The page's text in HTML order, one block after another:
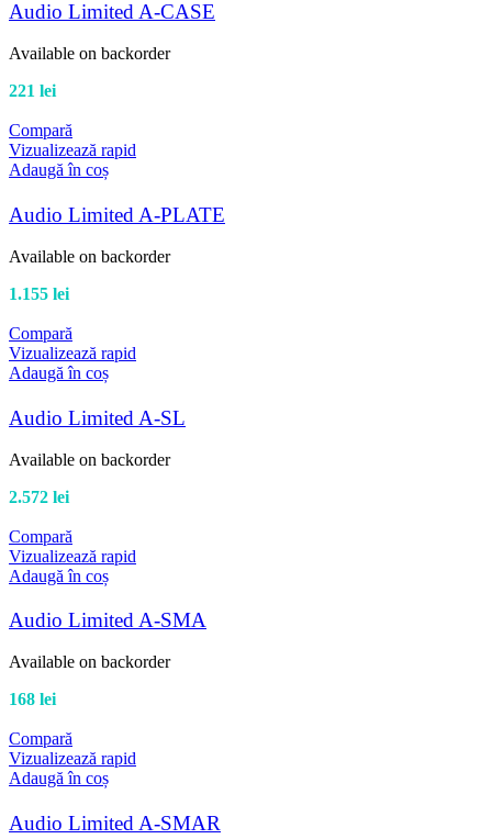
Audio Limited A-CASE
Available on backorder
221 lei
Compară
Vizualizează rapid
Adaugă în coș
Audio Limited A-PLATE
Available on backorder
1.155 lei
Compară
Vizualizează rapid
Adaugă în coș
Audio Limited A-SL
Available on backorder
2.572 lei
Compară
Vizualizează rapid
Adaugă în coș
Audio Limited A-SMA
Available on backorder
168 lei
Compară
Vizualizează rapid
Adaugă în coș
Audio Limited A-SMAR